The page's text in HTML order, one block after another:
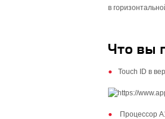
в
Что вы
Touch ID в
Процессор